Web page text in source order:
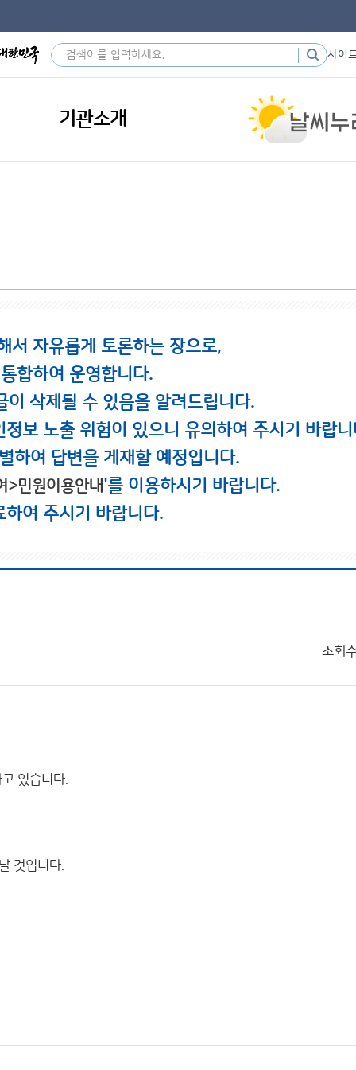
사이
기관소개
서 자유롭게 토론하는 장으로,
합하여 운영합니다.
삭제될 수 있음을 알려드립니다.
보 노출 위험이 있으니 유의하여 주시기 바랍니
하여 답변을 게재할 예정입니다.
>민원이용안내'를 이용하시기 바랍니다.
여 주시기 바랍니다.
조회
있습니다.
것입니다.